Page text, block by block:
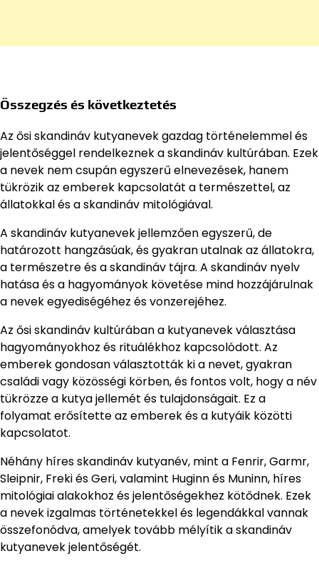
Összegzés és következtetés
Az ősi skandináv kutyanevek gazdag történelemmel és
jelentőséggel rendelkeznek a skandináv kultúrában. Ezek
a nevek nem csupán egyszerű elnevezések, hanem
tükrözik az emberek kapcsolatát a természettel, az
állatokkal és a skandináv mitológiával.
A skandináv kutyanevek jellemzően egyszerű, de
határozott hangzásúak, és gyakran utalnak az állatokra,
a természetre és a skandináv tájra. A skandináv nyelv
hatása és a hagyományok követése mind hozzájárulnak
a nevek egyediségéhez és vonzerejéhez.
Az ősi skandináv kultúrában a kutyanevek választása
hagyományokhoz és rituálékhoz kapcsolódott. Az
emberek gondosan választották ki a nevet, gyakran
családi vagy közösségi körben, és fontos volt, hogy a név
tükrözze a kutya jellemét és tulajdonságait. Ez a
folyamat erősítette az emberek és a kutyáik közötti
kapcsolatot.
Néhány híres skandináv kutyanév, mint a Fenrir, Garmr,
Sleipnir, Freki és Geri, valamint Huginn és Muninn, híres
mitológiai alakokhoz és jelentőségekhez kötődnek. Ezek
a nevek izgalmas történetekkel és legendákkal vannak
összefonódva, amelyek tovább mélyítik a skandináv
kutyanevek jelentőségét.